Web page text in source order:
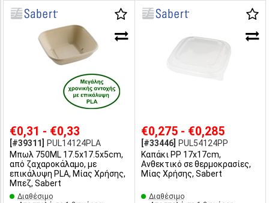
€0,31 - €0,33
[#39311]
PUL14124PLA
Μπωλ 750ML 17.5x17.5x5cm,
από ζαχαροκάλαμο, με
επικάλυψη PLA, Μίας Χρήσης,
Μπεζ, Sabert
Διαθέσιμο
€0,275 - €0,285
[#33446]
PUL54124PP
Καπάκι PP 17x17cm,
Ανθεκτικό σε θερμοκρασίες,
Μίας Χρήσης, Sabert
Διαθέσιμο